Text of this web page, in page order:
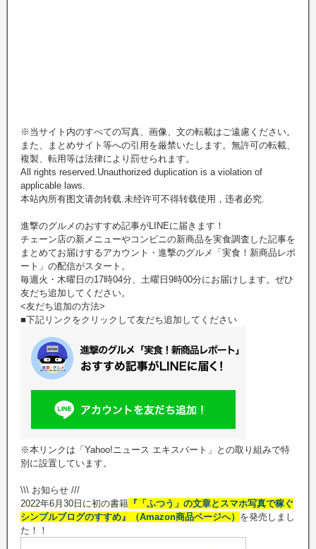
※当サイト内のすべての写真、画像、文の転載はご遠慮ください。
また、まとめサイト等への引用を厳禁いたします。無許可の転載、
複製、転用等は法律により罰せられます。
All rights reserved.Unauthorized duplication is a violation of
applicable laws.
本站內所有图文请勿转载.未经许可不得转载使用，违者必究.
進撃のグルメのおすすめ記事がLINEに届きます！
チェーン店の新メニューやコンビニの新商品を実食調査した記事を
まとめてお届けするアカウント・進撃のグルメ「実食！新商品レポ
ート」の配信がスタート。
毎週火・木曜日の17時04分、土曜日9時00分にお届けします。ぜひ
友だち追加してください。
<友だち追加の方法>
■下記リンクをクリックして友だち追加してください
※本リンクは「Yahoo!ニュース エキスパート」との取り組みで特
別に設置しています。
\\\ お知らせ ///
2022年6月30日に初の書籍 『「ふつう」の文章とスマホ写真で稼ぐ
シンプルブログのすすめ』（Amazon商品ページへ） を発売しまし
た！！